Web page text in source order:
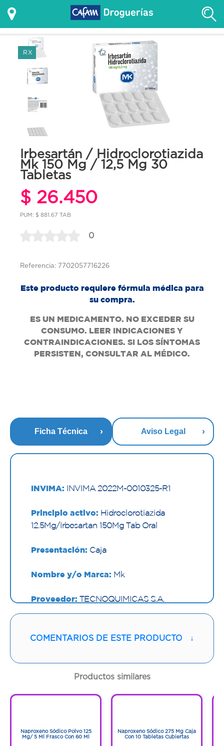
RX
Irbesartán / Hidroclorotiazida
Mk 150 Mg / 12,5 Mg 30
Tabletas
$ 26.450
PUM: $ 881.67 TAB
0
Referencia: 7702057716226
Este producto requiere fórmula médica para
su compra.
ES UN MEDICAMENTO. NO EXCEDER SU
CONSUMO. LEER INDICACIONES Y
CONTRAINDICACIONES. SI LOS SÍNTOMAS
PERSISTEN, CONSULTAR AL MÉDICO.
Ficha Técnica Aviso Legal
INVIMA: INVIMA 2022M-0010325-R1
Principio activo: Hidroclorotiazida
12.5Mg/Irbesartan 150Mg Tab Oral
Presentación: Caja
Nombre y/o Marca: Mk
Proveedor: TECNOQUIMICAS S.A.
30 Tabletas
Código:1295277
COMENTARIOS DE ESTE PRODUCTO ↓
Productos similares
Naproxeno Sódico Polvo 125
Mg/ 5 Ml Frasco Con 60 Ml
Naproxeno Sódico 275 Mg Caja
Con 10 Tabletas Cubiertas